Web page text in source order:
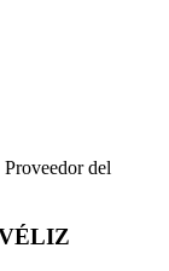
Proveedor del